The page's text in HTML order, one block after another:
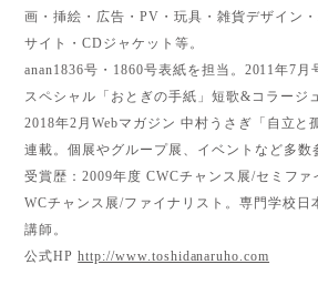
画・挿絵・広告・PV・玩具・雑貨デザイン
サイト・CDジャケット等。
anan1836号・1860号表紙を担当。2011年7
スペシャル「おとぎの手紙」短歌&コラージ
2018年2月Webマガジン 中村うさぎ「自立と
連載。個展やグループ展、イベントなど多数
受賞歴：2009年度 CWCチャンス展/セミフ
WCチャンス展/ファイナリスト。専門学校日
講師。
公式HPhttp://www.toshidanaruho.com